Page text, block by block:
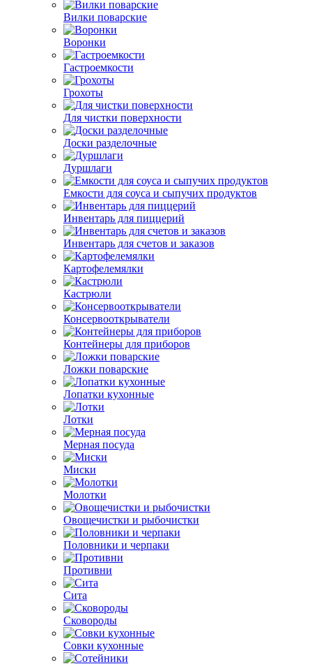
Вилки поварские
Воронки
Гастроемкости
Грохоты
Для чистки поверхности
Доски разделочные
Дуршлаги
Емкости для соуса и сыпучих продуктов
Инвентарь для пиццерий
Инвентарь для счетов и заказов
Картофелемялки
Кастрюли
Консервооткрыватели
Контейнеры для приборов
Ложки поварские
Лопатки кухонные
Лотки
Мерная посуда
Миски
Молотки
Овощечистки и рыбочистки
Половники и черпаки
Противни
Сита
Сковороды
Совки кухонные